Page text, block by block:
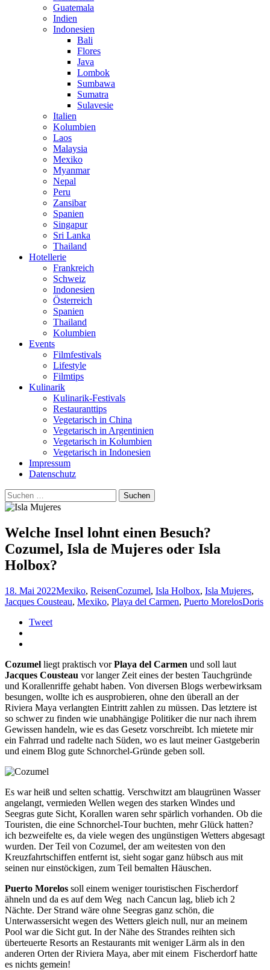
Guatemala
Indien
Indonesien
Bali
Flores
Java
Lombok
Sumbawa
Sumatra
Sulavesie
Italien
Kolumbien
Laos
Malaysia
Mexiko
Myanmar
Nepal
Peru
Zansibar
Spanien
Singapur
Sri Lanka
Thailand
Hotellerie
Frankreich
Schweiz
Indonesien
Österreich
Spanien
Thailand
Kolumbien
Events
Filmfestivals
Lifestyle
Filmtips
Kulinarik
Kulinarik-Festivals
Restauranttips
Vegetarisch in China
Vegetarisch in Argentinien
Vegetarisch in Kolumbien
Vegetarisch in Indonesien
Impressum
Datenschutz
Suchen
nach:
Welche Insel lohnt einen Besuch?
Cozumel, Isla de Mujeres oder Isla
Holbox?
18. Mai 2022Mexiko, ReisenCozumel, Isla Holbox, Isla Mujeres,
Jacques Cousteau, Mexiko, Playa del Carmen, Puerto MorelosDoris
Tweet
Cozumel liegt praktisch vorPlaya del Carmen und soll laut
Jacques Cousteau vor langer Zeit eines der besten Tauchgründe
und Korallenriffe gehabt haben. Von diversen Blogs werbewirksam
besungen, wollte ich es ausprobieren, ohne den überall an der
Riviera Maya verlangten Eintritt zahlen zu müssen. Das letztere ist
so schwer zu finden wie unabhängige Politiker die nur nach ihrem
Gewissen handeln, wie es das Gesetz vorschreibt. Ich mietete mir
ein Fahrrad und radelte nach Süden, wo es laut meiner Gastgeberin
und einem Blog gute Schnorchel-Gründe geben soll.
Es war heiß und selten schattig. Verschwitzt am blaugrünen Wasser
angelangt, vermieden Wellen wegen des starken Windes und
Seegras gute Sicht, Korallen waren sehr spärlich vorhanden. Ob die
Touristen, die eine Schnorchel-Tour buchten, mehr Glück hatten?
ich bezweifelte es, da viele wegen des ungünstigen Wetters abgesagt
wurden. Der Teil von Cozumel, der am weitesten von den
Kreuzfahrtschiffen entfernt ist, sieht sogar ganz hübsch aus mit
seinen nur einstöckigen, zum Teil bemalten Häuschen.
Puerto Morelos soll einem weniger touristischen Fischerdorf
ähneln und da es auf dem Weg nach Cancun lag, blieb ich 2
Nächte. Der Strand wäre ohne Seegras ganz schön, die
Unterwassersicht wegen des Wetters gleich null, nur an meinem
Pool war die Sicht gut. In der Nähe des Strandes reihten sich
überteuerte Resorts an Restaurants mit weniger Lärm als in den
anderen Orten der Riviera Maya, aber mit einem Fischerdorf hatte
es nichts gemein!